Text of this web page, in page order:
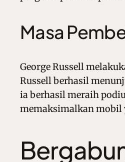
Masa
George Russell
Russell berhasil
ia berhasil meraih
memaksimalkan